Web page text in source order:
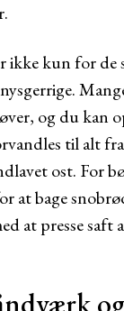
ikke kun for de
og du kan
til alt
ost. For
at bage
at presse saft